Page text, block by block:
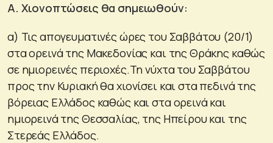
Α. Χιονοπτώσεις θα σημειωθούν:
α) Τις απογευματινές ώρες του Σαββάτου (20/1)
στα ορεινά της Μακεδονίας και της Θράκης καθώς
σε ημιορεινές περιοχές.Τη νύχτα του Σαββάτου
προς την Κυριακή θα χιονίσει και στα πεδινά της
βόρειας Ελλάδος καθώς και στα ορεινά και
ημιορεινά της Θεσσαλίας, της Ηπείρου και της
Στερεάς Ελλάδος.